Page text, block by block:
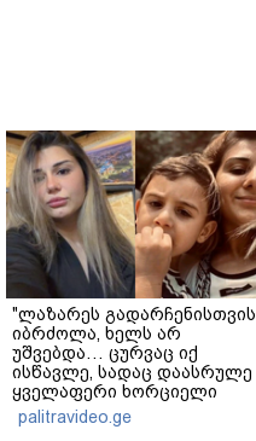
"ლაზარეს გადარჩენისთვის
იბრძოლა, ხელს არ
უშვებდა… ცურვაც იქ
ისწავლე, სადაც დაასრულე
ყველაფერი ხორციელი
ცხოვრებიდან" – რას წერს
ხობში დაღუპული დედა-
palitravideo.ge